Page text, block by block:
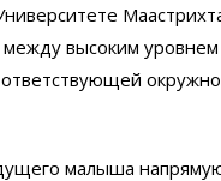
между высоким
малыша